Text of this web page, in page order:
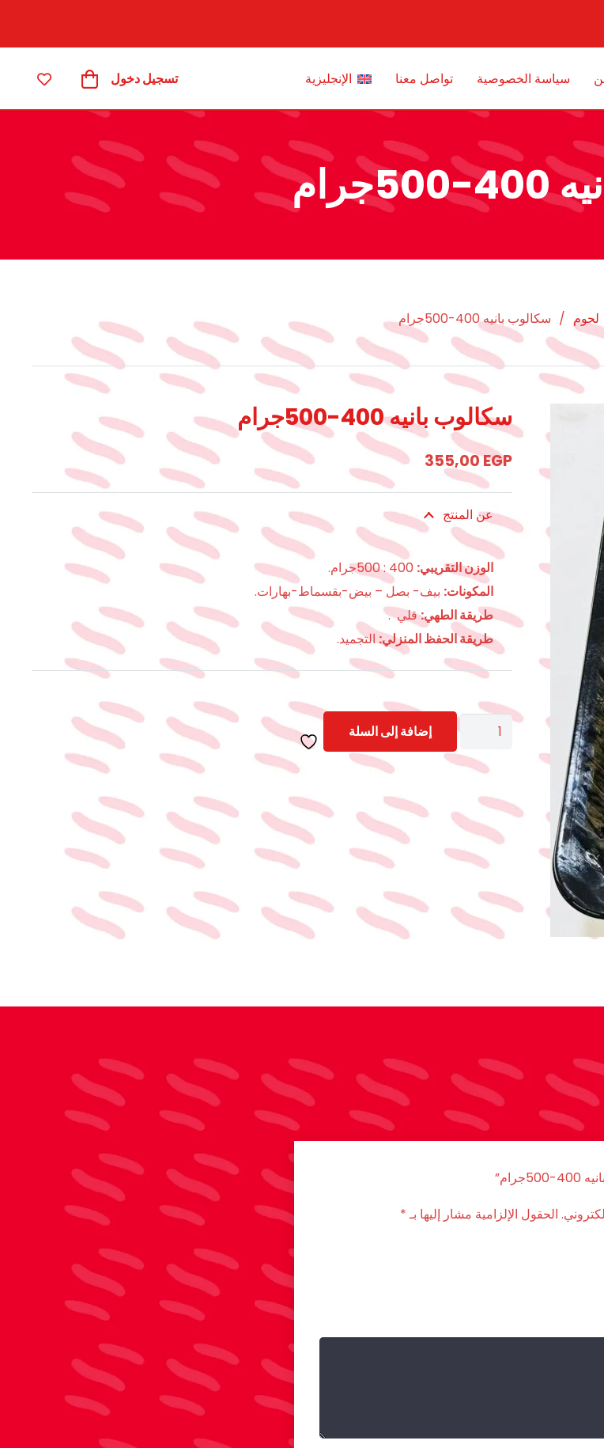
سياسة الخصوصية تواصل معنا الإنجليزية تسجيل دخول
لحوم / سكالوب بانيه 400-500جرام
سكالوب بانيه 400-500جرام
355,00EGP
عن المنتج
الوزن التقريبي:
المكونات: بيف- بصل – بيض-بقسماط-بهارات.
طريقة الطهي:قلي .
طريقة الحفظ المنزلي:التجميد.
كمية
400-
500جرام
إضافة إلى السلة
الحقول الإلزامية مشار إليها بـ*